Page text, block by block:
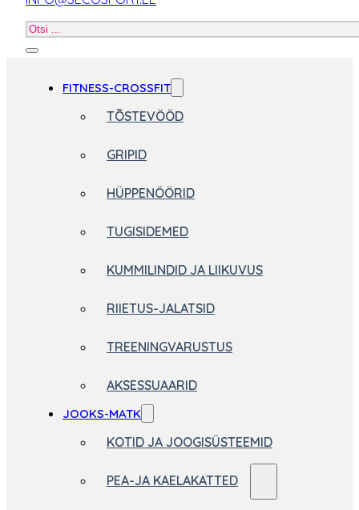
Otsi
FITNESS-CROSSFIT
TÕSTEVÖÖD
GRIPID
HÜPPENÖÖRID
TUGISIDEMED
KUMMILINDID JA LIIKUVUS
RIIETUS-JALATSID
TREENINGVARUSTUS
AKSESSUAARID
JOOKS-MATK
KOTID JA JOOGISÜSTEEMID
PEA-JA KAELAKATTED